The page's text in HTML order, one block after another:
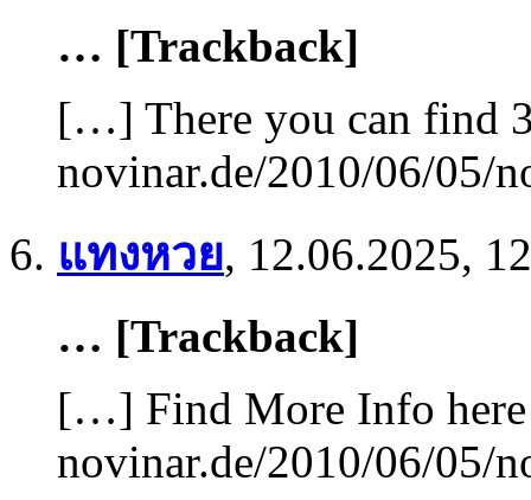
… [Trackback]
[…] There you can find
novinar.de/2010/06/
แทงหวย, 12.06.2025,
… [Trackback]
[…] Find More Info here
novinar.de/2010/06/